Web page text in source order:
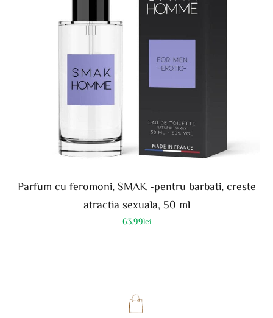
Parfum cu feromoni, SMAK -pentru barbati, creste
atractia sexuala, 50 ml
63.99lei